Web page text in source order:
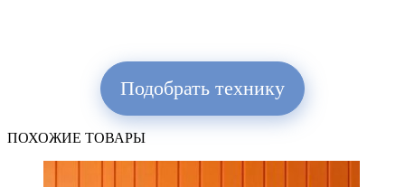
Подобрать технику
ПОХОЖИЕ ТОВАРЫ